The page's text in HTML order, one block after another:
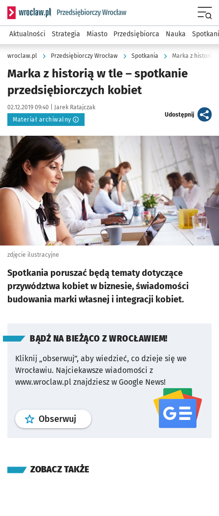
Serwis informacyjny wroclaw.pl podserwis: Strategia
Aktualności Strategia Miasto Przedsiębiorca Nauka
wroclaw.pl Przedsiębiorczy Wrocław Spotkania Marka z historią
Marka z historią w tle – spotkanie
przedsiębiorczych kobiet
Data publikacji:
02.12.2019 09:40 | Autor:
Jarek Ratajczak
Materiał archiwalny
Udostępnijartykuł
Kliknij, aby powiększyć
zdjęcie ilustracyjne
Spotkania poruszać będą tematy dotyczące
przywództwa kobiet w biznesie, świadomości
budowania marki własnej i integracji kobiet.
BĄDŹ NA BIEŻĄCO Z WROCŁAWIEM!
Kliknij „obserwuj”, aby wiedzieć, co dzieje się we
Wrocławiu. Najciekawsze wiadomości z
www.wroclaw.pl znajdziesz w Google News!
Obserwuj profil serwisu
ZOBACZ TAKŻE